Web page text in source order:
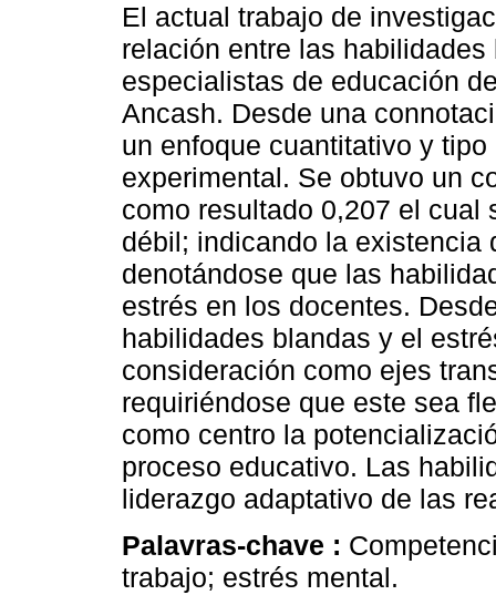
El actual trabajo de
relación entre las
especialistas de educación
Ancash. Desde una
un enfoque cuantitativo y
experimental. Se obtuvo un
como resultado 0,207 el cual
débil; indicando la existencia
denotándose que las
estrés en los docentes.
habilidades blandas y el
consideración como ejes
requiriéndose que este sea
como centro la
proceso educativo. Las
liderazgo adaptativo de las
Palavras-chave :
trabajo; estrés mental.